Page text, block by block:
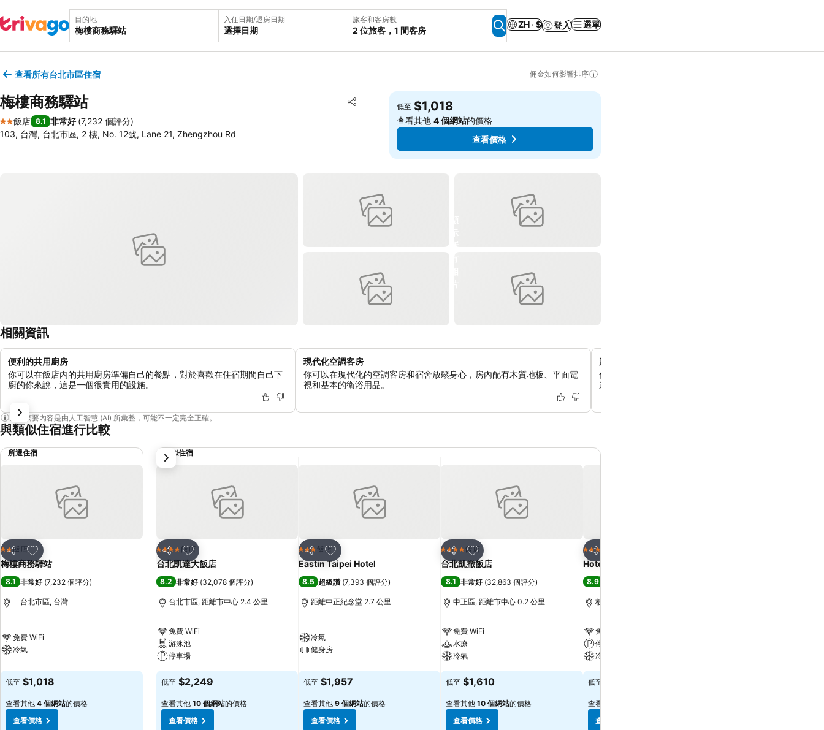
目的地 入住日期/退房日期
選擇日期
旅客和客房數
2 位旅客，1 間客房
ZH · $ 登入 選單
查看所有台北市區住宿 佣金如何影響排序
梅樓商務驛站 分享
加入我的最愛
2 星級
飯店 8.1 非常好 (7,232 個評分)
103, 台灣, 台北市區, 2 樓, No. 12號, Lane 21, Zhengzhou Rd
低至 $1,018
查看其他4 個網站的價格
查看價格
相關資訊
便利的共用廚房
你可以在飯店內的共用廚房準備自己的餐點，對於喜歡在住宿期間自己下
廚的你來說，這是一個很實用的設施。
現代化空調客房
你可以在現代化的空調客房和宿舍放鬆身心，房內配有木質地板、平面電
視和基本的衛浴用品。
距離台北車站僅幾步之遙
你可以享受無與倫比的便利交通，這裡距離台北車站 Y13
遙，連接捷運、鐵路和機場線，讓你輕鬆探索城市。
這個摘要內容是由人工智慧 (AI) 所彙整，可能不一定完全正確。
與類似住宿進行比較
所選住宿
分享
加入我的最愛
2 星級飯店
梅樓商務驛站
8.1 非常好 (7,232 個評分)
台北市區, 台灣
免費 WiFi
冷氣
低至 $1,018
查看其他 4 個網站的價格
查看價格
類似住宿
分享
加入我的最愛
4 星級 飯店
台北凱達大飯店
8.2 非常好 (32,078 個評分)
台北市區, 距離市中心 2.4 公里
免費 WiFi
游泳池
停車場
低至 $2,249
查看其他 10 個網站的價格
查看價格
分享
加入我的最愛
3 星級飯店
Eastin Taipei Hotel
8.5 超級讚 (7,393 個評分)
距離中正紀念堂 2.7 公里
冷氣
健身房
低至 $1,957
查看其他 9 個網站的價格
查看價格
分享
加入我的最愛
4 星級 飯店
台北凱撒飯店
8.1 非常好 (32,863 個評分)
中正區, 距離市中心 0.2 公里
免費 WiFi
水療
冷氣
低至 $1,610
查看其他 10 個網站的價格
查看價格
分享
4 星級
Hotel Cham Cham Taipei
8.9
板橋區, 距離市中心 0.9 公里
免費 WiFi
停車場
冷氣
低至
查看其他
查看價格
下一步